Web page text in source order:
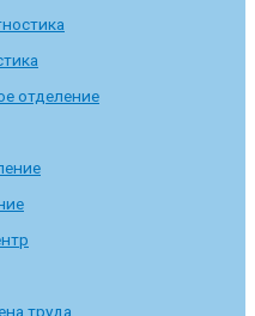
отделение
труда